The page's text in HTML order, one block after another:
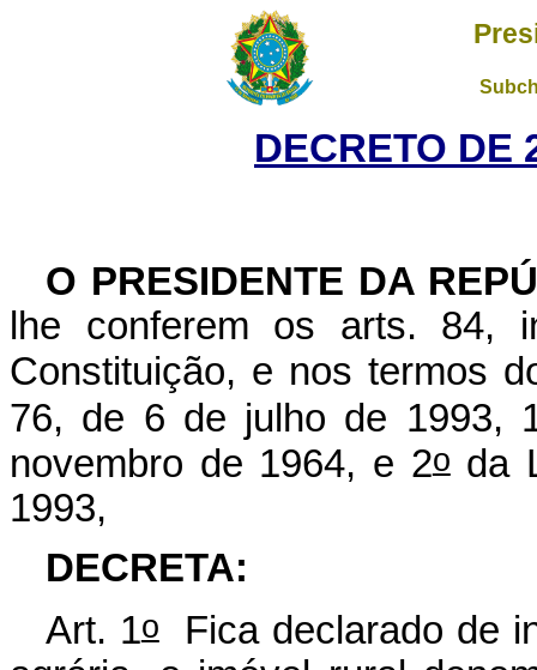
DECRETO DE
O PRESIDENTE DA
lhe conferem os arts.
Constituição, e nos termos
76, de 6 de julho de 1993,
novembro de 1964, e 2oda
1993,
DECRETA:
Art. 1oFica declarado de